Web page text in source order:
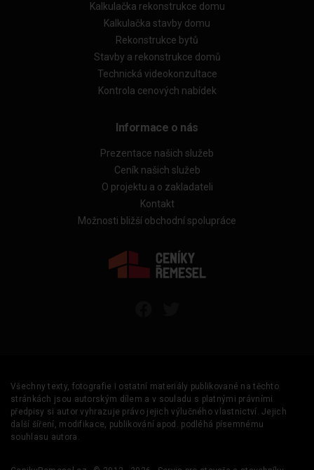
Kalkulačka rekonstrukce domu
Kalkulačka stavby domu
Rekonstrukce bytů
Stavby a rekonstrukce domů
Technická videokonzultace
Kontrola cenových nabídek
Informace o nás
Prezentace našich služeb
Ceník našich služeb
O projektu a o zakladateli
Kontakt
Možnosti bližší obchodní spolupráce
Všechny texty, fotografie i ostatní materiály publikované na těchto
stránkách jsou autorským dílem a v souladu s platnými právními
předpisy si autor vyhrazuje právo jejich výlučného vlastnictví. Jejich
další šíření, modifikace, publikování apod. podléhá písemnému
souhlasu autora.